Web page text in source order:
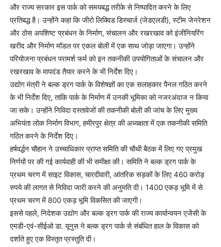
और राज्य सरकार इस पार्क को समयबद्ध तरीके से निष्पादित करने के लिए
प्रतिबद्ध है। उन्होंने कहा कि जीरो लिक्विड डिस्चार्ज (जेडएलडी), स्टीम जेनरेशन
और ठोस अपशिष्ट प्रबंधन के निर्माण, संचालन और रखरखाव को इंजीनियरिंग
खरीद और निर्माण मॉडल पर एकल बोली में एक साथ जोड़ा जाएगा। उन्होंने
परियोजना प्रबंधन परामर्श फर्म को इन तकनीकी उपयोगिताओं के संचालन और
रखरखाव के मापदंड तैयार करने के भी निर्देश दिए।
उद्योग मंत्री ने बल्क ड्रग पार्क के विशेषज्ञों का एक सलाहकार पैनल गठित करने
के भी निर्देश दिए, ताकि पार्क के निर्माण में उनकी भूमिका को नजरअंदाज न किया
जा सके। उन्होंने निविदा दस्तावेजों की तकनीकी बोली की जांच के लिए मुख्य
अभियंता लोक निर्माण विभाग, हमीरपुर क्षेत्र की अध्यक्षता में एक तकनीकी समिति
गठित करने के निर्देश दिए।
हर्षवर्द्धन चौहान ने उच्चाधिकार प्राप्त समिति की चौथी बैठक में लिए गए प्रमुख
निर्णयों पर की गई कार्यवाही की भी समीक्षा की। समिति ने बल्क ड्रग पार्क के
प्रथम चरण में साइट विकास, चारदीवारी, आंतरिक सड़कों के लिए 460 करोड़
रुपये की लागत से निविदा जारी करने की अनुमति दी। 1400 एकड़ भूमि में से
प्रथम चरण में 800 एकड़ भूमि विकसित की जाएगी।
इससे पहले, निदेशक उद्योग और बल्क ड्रग पार्क की राज्य कार्यान्वयन एजेंसी के
एमडी-एवं-सीईओ डा. यूनुस ने बल्क ड्रग पार्क से संबंधित हाल के विकास को
दर्शाते हुए एक विस्तृत प्रस्तुति दी।